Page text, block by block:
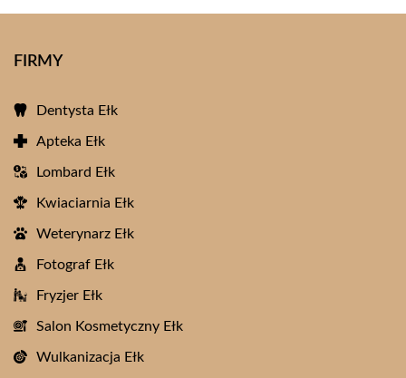
FIRMY
Dentysta Ełk
Apteka Ełk
Lombard Ełk
Kwiaciarnia Ełk
Weterynarz Ełk
Fotograf Ełk
Fryzjer Ełk
Salon Kosmetyczny Ełk
Wulkanizacja Ełk